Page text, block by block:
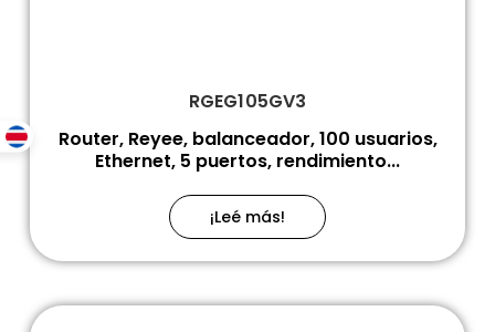
RGEG105GV3
Router, Reyee, balanceador, 100 usuarios,
Ethernet, 5 puertos, rendimiento...
¡Leé más!